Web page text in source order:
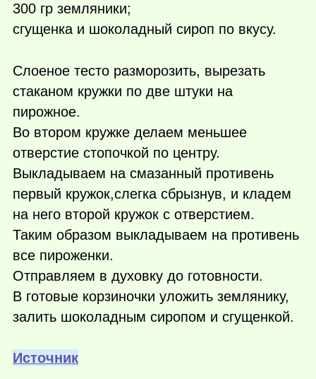
300 гр земляники;
сгущенка и шоколадный сироп по вкусу.
Слоеное тесто разморозить, вырезать
стаканом кружки по две штуки на
пирожное.
Во втором кружке делаем меньшее
отверстие стопочкой по центру.
Выкладываем на смазанный противень
первый кружок,слегка сбрызнув, и кладем
на него второй кружок с отверстием.
Таким образом выкладываем на противень
все пироженки.
Отправляем в духовку до готовности.
В готовые корзиночки уложить землянику,
залить шоколадным сиропом и сгущенкой.
Источник